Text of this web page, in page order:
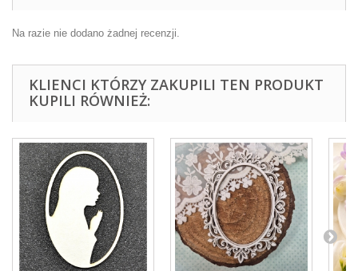
Na razie nie dodano żadnej recenzji.
KLIENCI KTÓRZY ZAKUPILI TEN PRODUKT
KUPILI RÓWNIEŻ: